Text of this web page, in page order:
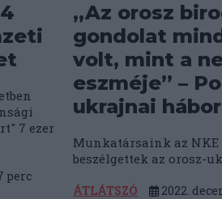
7 ezer
perc
„Az orosz
gondolat
volt, mint a
eszméje” –
ukrajnai
Munkatársaink az
beszélgettek az orosz-
ÁTLÁTSZÓ 2022.